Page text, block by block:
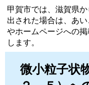
甲賀市では、滋賀県
出された場合は、あ
やホームページへの
します。
微小粒子状